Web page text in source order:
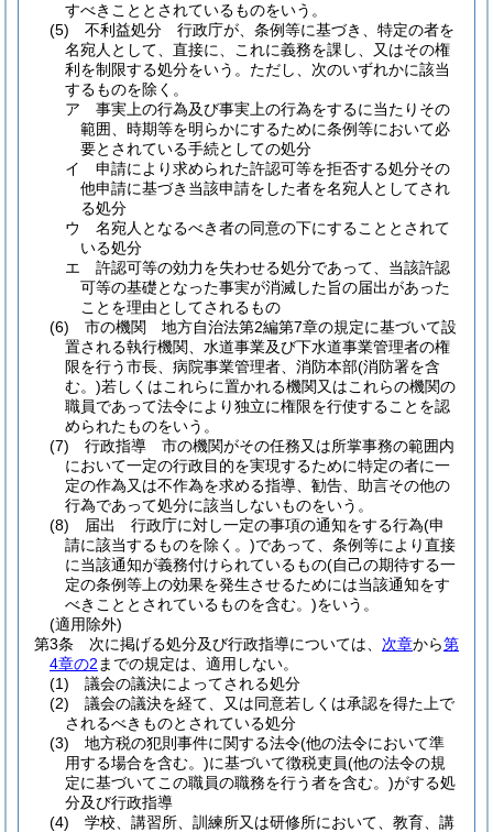
すべきこととされているものをいう。
(5)
不利益処分 行政庁が、条例等に基づき、特定の者を
名宛人として、直接に、これに義務を課し、又はその権
利を制限する処分をいう。 ただし、次のいずれかに該当
するものを除く。
ア
事実上の行為及び事実上の行為をするに当たりその
範囲、時期等を明らかにするために条例等において必
要とされている手続としての処分
イ
申請により求められた許認可等を拒否する処分その
他申請に基づき当該申請をした者を名宛人としてされ
る処分
ウ
名宛人となるべき者の同意の下にすることとされて
いる処分
エ
許認可等の効力を失わせる処分であって、当該許認
可等の基礎となった事実が消滅した旨の届出があった
ことを理由としてされるもの
(6)
市の機関 地方自治法第2編第7章の規定に基づいて設
置される執行機関、水道事業及び下水道事業管理者の権
限を行う市長、病院事業管理者、消防本部(消防署を含
む。)若しくはこれらに置かれる機関又はこれらの機関の
職員であって法令により独立に権限を行使することを認
められたものをいう。
(7)
行政指導 市の機関がその任務又は所掌事務の範囲内
において一定の行政目的を実現するために特定の者に一
定の作為又は不作為を求める指導、勧告、助言その他の
行為であって処分に該当しないものをいう。
(8)
届出 行政庁に対し一定の事項の通知をする行為(申
請に該当するものを除く。)であって、条例等により直接
に当該通知が義務付けられているもの(自己の期待する一
定の条例等上の効果を発生させるためには当該通知をす
べきこととされているものを含む。)をいう。
(適用除外)
第3条
次に掲げる処分及び行政指導については、 次章から第
4章の2 までの規定は、適用しない。
(1)
議会の議決によってされる処分
(2)
議会の議決を経て、又は同意若しくは承認を得た上で
されるべきものとされている処分
(3)
地方税の犯則事件に関する法令(他の法令において準
用する場合を含む。)に基づいて徴税吏員(他の法令の規
定に基づいてこの職員の職務を行う者を含む。)がする処
分及び行政指導
(4)
学校、講習所、訓練所又は研修所において、教育、講